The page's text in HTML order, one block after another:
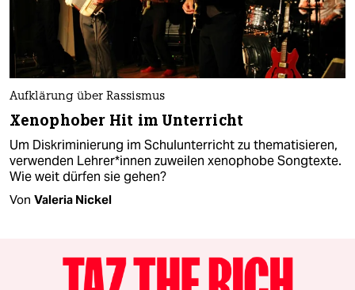
Aufklärung über Rassismus
Xenophober Hit im Unterricht
Um Diskriminierung im Schulunterricht zu thematisieren,
verwenden Leh­re­r*in­nen zuweilen xenophobe Songtexte.
Wie weit dürfen sie gehen?
Von Valeria Nickel